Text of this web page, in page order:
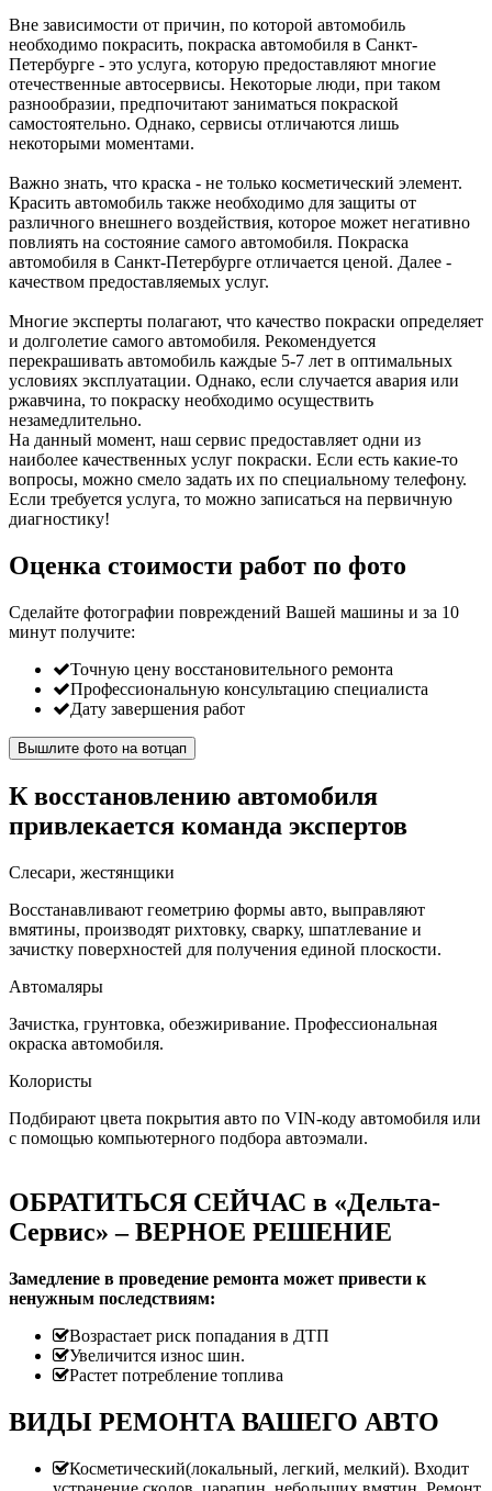
Вне зависимости от причин, по которой автомобиль
необходимо покрасить, покраска автомобиля в Санкт-
Петербурге - это услуга, которую предоставляют многие
отечественные автосервисы. Некоторые люди, при таком
разнообразии, предпочитают заниматься покраской
самостоятельно. Однако, сервисы отличаются лишь
некоторыми моментами.
Важно знать, что краска - не только косметический элемент.
Красить автомобиль также необходимо для защиты от
различного внешнего воздействия, которое может негативно
повлиять на состояние самого автомобиля. Покраска
автомобиля в Санкт-Петербурге отличается ценой. Далее -
качеством предоставляемых услуг.
Многие эксперты полагают, что качество покраски определяет
и долголетие самого автомобиля. Рекомендуется
перекрашивать автомобиль каждые 5-7 лет в оптимальных
условиях эксплуатации. Однако, если случается авария или
ржавчина, то покраску необходимо осуществить
незамедлительно.
На данный момент, наш сервис предоставляет одни из
наиболее качественных услуг покраски. Если есть какие-то
вопросы, можно смело задать их по специальному телефону.
Если требуется услуга, то можно записаться на первичную
диагностику!
Оценка стоимости работ по фото
Сделайте фотографии повреждений Вашей машины и за 10
минут получите:
Точную цену восстановительного ремонта
Профессиональную консультацию специалиста
Дату завершения работ
Вышлите фото на вотцап
К восстановлению автомобиля
привлекается команда экспертов
Слесари, жестянщики
Восстанавливают геометрию формы авто, выправляют
вмятины, производят рихтовку, сварку, шпатлевание и
зачистку поверхностей для получения единой плоскости.
Автомаляры
Зачистка, грунтовка, обезжиривание. Профессиональная
окраска автомобиля.
Колористы
Подбирают цвета покрытия авто по VIN-коду автомобиля или
с помощью компьютерного подбора автоэмали.
ОБРАТИТЬСЯ СЕЙЧАС в «Дельта-
Сервис» – ВЕРНОЕ РЕШЕНИЕ
Замедление в проведение ремонта может привести к
ненужным последствиям:
Возрастает риск попадания в ДТП
Увеличится износ шин.
Растет потребление топлива
ВИДЫ РЕМОНТА ВАШЕГО АВТО
Косметический(локальный, легкий, мелкий). Входит